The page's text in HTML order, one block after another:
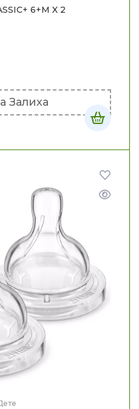
6+M X 2
Залиха